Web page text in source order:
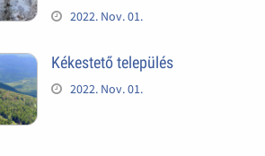
2022. Nov. 01.
Kékestető település
2022. Nov. 01.